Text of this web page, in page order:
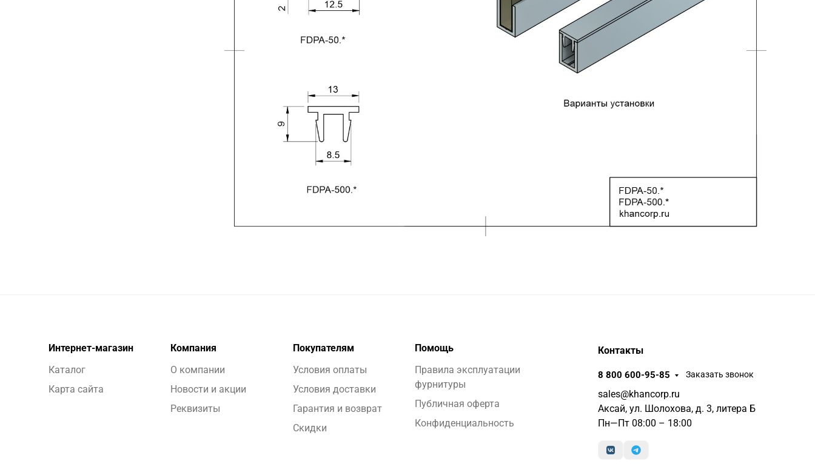
Интернет-магазин
Каталог
Карта сайта
Компания
О компании
Новости и акции
Реквизиты
Покупателям
Условия оплаты
Условия доставки
Гарантия и возврат
Скидки
Помощь
Правила эксплуатации
фурнитуры
Публичная оферта
Конфиденциальность
Контакты
8 800 600-95-85 Заказать звонок
sales@khancorp.ru
Аксай, ул. Шолохова, д. 3, литера Б
Пн—Пт 08:00 – 18:00